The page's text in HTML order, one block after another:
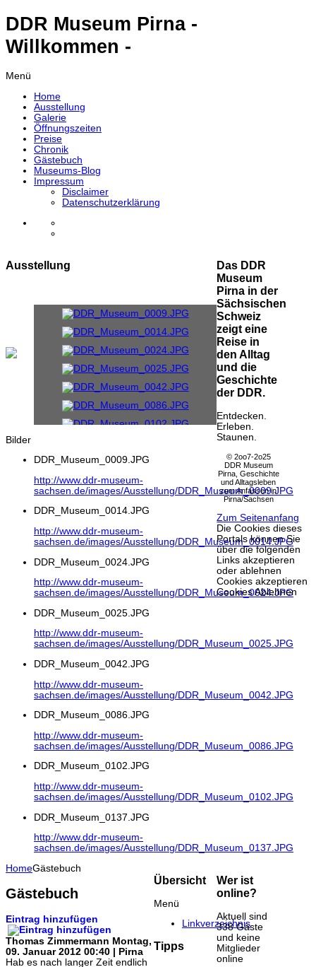
DDR Museum Pirna -
Willkommen -
Menü
Home
Ausstellung
Galerie
Öffnungszeiten
Preise
Chronik
Gästebuch
Museums-Blog
Impressum
Disclaimer
Datenschutzerklärung
Ausstellung
Bilder
DDR_Museum_0009.JPG
http://www.ddr-museum-
sachsen.de/images/Ausstellung/DDR_Museum_0009.JPG
DDR_Museum_0014.JPG
http://www.ddr-museum-
sachsen.de/images/Ausstellung/DDR_Museum_0014.JPG
DDR_Museum_0024.JPG
http://www.ddr-museum-
sachsen.de/images/Ausstellung/DDR_Museum_0024.JPG
DDR_Museum_0025.JPG
http://www.ddr-museum-
sachsen.de/images/Ausstellung/DDR_Museum_0025.JPG
DDR_Museum_0042.JPG
http://www.ddr-museum-
sachsen.de/images/Ausstellung/DDR_Museum_0042.JPG
DDR_Museum_0086.JPG
http://www.ddr-museum-
sachsen.de/images/Ausstellung/DDR_Museum_0086.JPG
DDR_Museum_0102.JPG
http://www.ddr-museum-
sachsen.de/images/Ausstellung/DDR_Museum_0102.JPG
DDR_Museum_0137.JPG
http://www.ddr-museum-
sachsen.de/images/Ausstellung/DDR_Museum_0137.JPG
Das DDR
Museum
Pirna in der
Sächsischen
Schweiz
zeigt eine
Reise in
den Alltag
und die
Geschichte
der DDR.
Entdecken.
Erleben.
Staunen.
HomeGästebuch
Gästebuch
Eintrag hinzufügen
Thomas Zimmermann Montag,
09. Januar 2012 00:40 | Pirna
Hab es nach langer Zeit endlich
Übersicht
Menü
Linkverzeichnis
Tipps
Wer ist
online?
Aktuell sind
338 Gäste
und keine
Mitglieder
online
© 2oo7-2o25
DDR Museum
Pirna, Geschichte
und Alltagsleben
zum Anfassen in
Pirna/Sachsen
Zum Seitenanfang
Die Cookies dieses
Portals können Sie
über die folgenden
Links akzeptieren
oder ablehnen
Cookies akzeptieren
Cookies Ablehnen